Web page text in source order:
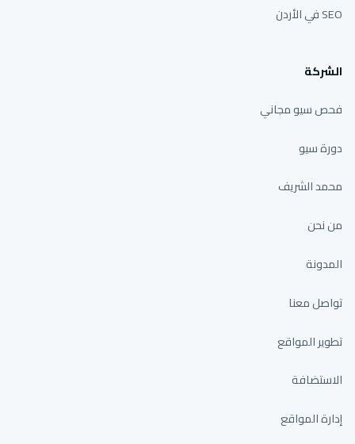
SEO في الأردن
الشركة
فحص سيو مجاني
دورة سيو
محمد الشريف
من نحن
المدونة
تواصل معنا
تطوير المواقع
الاستضافة
إدارة المواقع